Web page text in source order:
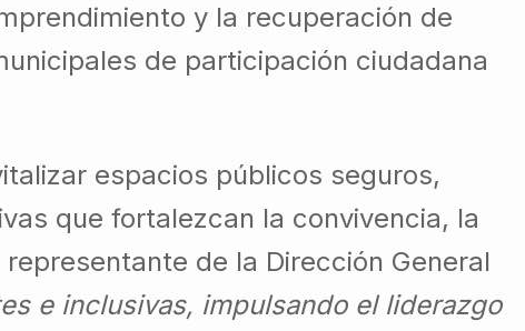
y la recuperación de
de participación ciudadana
espacios públicos seguros,
que fortalezcan la convivencia, la
de la Dirección General
e inclusivas, impulsando el liderazgo